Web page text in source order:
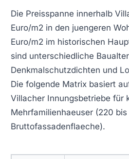
Die Preisspanne innerhalb
Euro/m2 in den juengeren
Euro/m2 im historischen
sind unterschiedliche
Denkmalschutzdichten und
Die folgende Matrix basiert
Villacher Innungsbetriebe für
Mehrfamilienhaeuser (220
Bruttofassadenflaeche).